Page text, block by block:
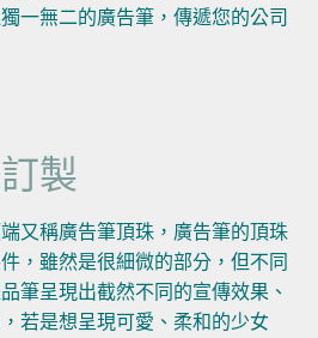
一無二的廣告筆，傳遞您的公司
製
又稱廣告筆頂珠，廣告筆的頂珠
，雖然是很細微的部分，但不同
筆呈現出截然不同的宣傳效果、
若是想呈現可愛、柔和的少女